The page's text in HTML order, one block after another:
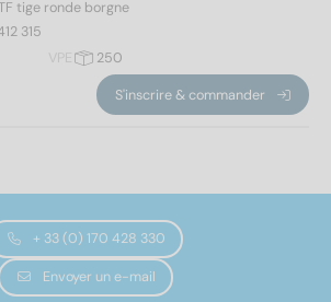
tige ronde borgne
315
VPE
250
S'inscrire & commander
+ 33 (0) 170 428 330
Envoyer un e-mail